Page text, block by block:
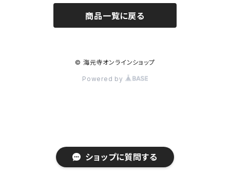
ショップに質問する
商品一覧に戻る
© 海元寺オンラインショップ
Powered by